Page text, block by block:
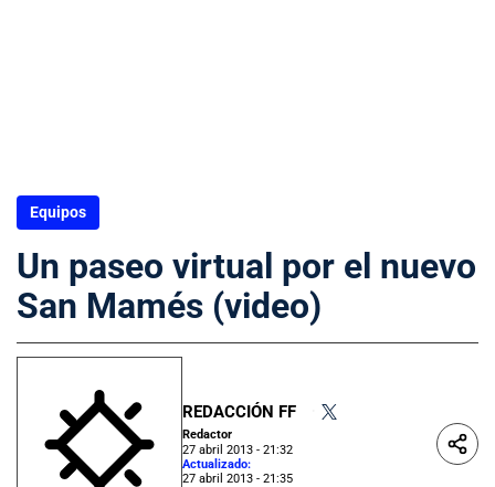
Equipos
Un paseo virtual por el nuevo
San Mamés (video)
REDACCIÓN FF
Redactor
27 abril 2013 - 21:32
Actualizado:
27 abril 2013 - 21:35